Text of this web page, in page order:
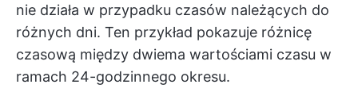
nie działa w przypadku czasów należących do
różnych dni. Ten przykład pokazuje różnicę
czasową między dwiema wartościami czasu w
ramach 24-godzinnego okresu.